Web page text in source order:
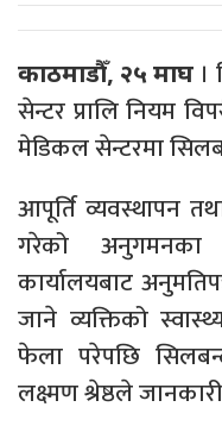
काठमाडौँ, २५ माघ
सेन्टर प्रालि नियम
मेडिकल सेन्टरमा
आपूर्ति व्यवस्थापन
गरेको अनुगमनका
कार्यालयबाट
जाने व्यक्तिको
फेला परेपछि
लक्ष्मण श्रेष्ठले